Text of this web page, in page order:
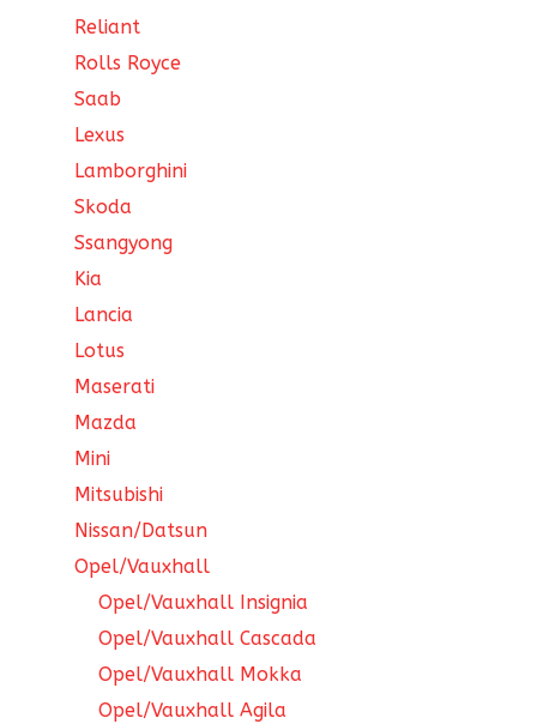
Reliant
Rolls Royce
Saab
Lexus
Lamborghini
Skoda
Ssangyong
Kia
Lancia
Lotus
Maserati
Mazda
Mini
Mitsubishi
Nissan/Datsun
Opel/Vauxhall
Opel/Vauxhall Insignia
Opel/Vauxhall Cascada
Opel/Vauxhall Mokka
Opel/Vauxhall Agila